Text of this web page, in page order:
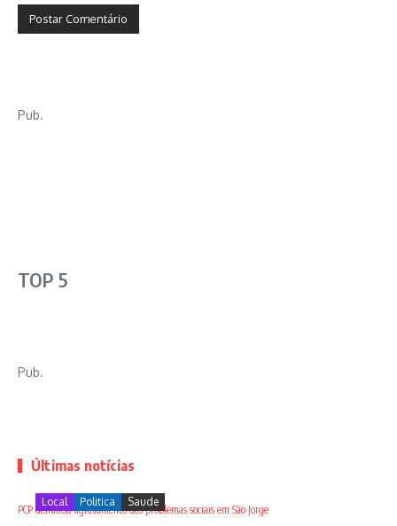
Pub.
TOP 5
Pub.
Últimas notícias
Local Politica Saude
PCP denuncia agravamento dos problemas sociais em São Jorge